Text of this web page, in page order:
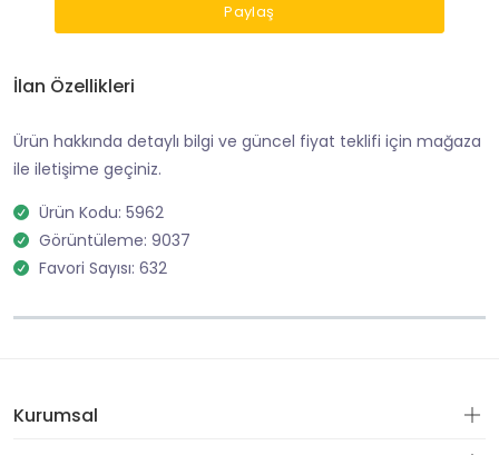
Paylaş
İlan Özellikleri
Ürün hakkında detaylı bilgi ve güncel fiyat teklifi için mağaza
ile iletişime geçiniz.
Ürün Kodu: 5962
Görüntüleme: 9037
Favori Sayısı: 632
Kurumsal